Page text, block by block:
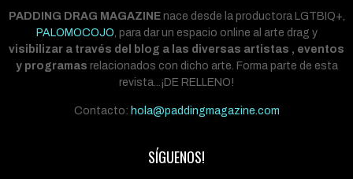
PADDING DRAG MAGAZINEnace desde la productora LGTBIQ+,
PALOMOCOJO , para dar un espacio online al arte drag y
visibilizar a través del blog a las diversas artistas , eventos
y programas relacionados con dicho arte. Forma parte de esta
revista...¡DE RELLENO!
Contacto: hola@paddingmagazine.com
SÍGUENOS!